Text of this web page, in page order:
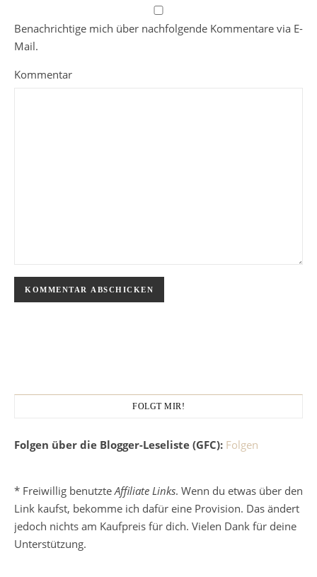
Benachrichtige mich über nachfolgende Kommentare via E-
Mail.
Kommentar
FOLGT MIR!
Folgen über die Blogger-Leseliste (GFC): Folgen
* Freiwillig benutzteAffiliate Links. Wenn du etwas über den
Link kaufst, bekomme ich dafür eine Provision. Das ändert
jedoch nichts am Kaufpreis für dich. Vielen Dank für deine
Unterstützung.